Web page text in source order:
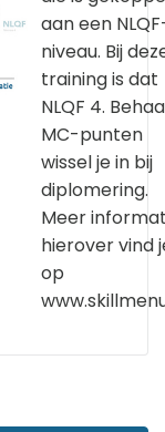
aan een
niveau. Bij
training is dat
NLQF 4.
MC-punten
wissel je in bij
diplomering.
Meer
hierover vind
op